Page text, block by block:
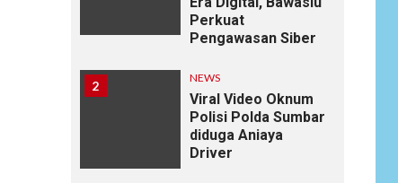
Perkuat
Pengawasan Siber
2 NEWS
Viral Video Oknum
Polisi Polda Sumbar
diduga Aniaya
Driver